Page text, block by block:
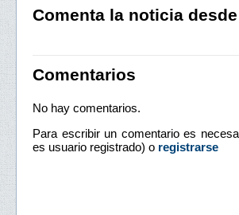
Comenta la noticia
Comentarios
No hay comentarios.
Para escribir un comentario es
es usuario registrado) o registrarse